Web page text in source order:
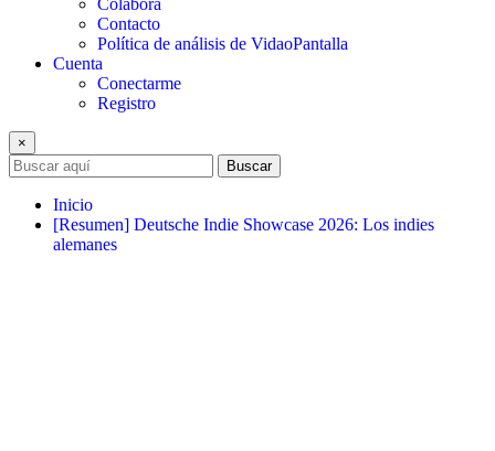
Colabora
Contacto
Política de análisis de VidaoPantalla
Cuenta
Conectarme
Registro
×
Buscar
Inicio
[Resumen] Deutsche Indie Showcase 2026: Los indies
alemanes